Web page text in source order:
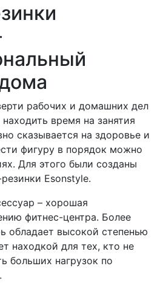
рабочих и домашних дел
время на занятия
сказывается на здоровье и
фигуру в порядок можно
Для этого были созданы
Esonstyle.
– хорошая
фитнес-центра. Более
обладает высокой степенью
находкой для тех, кто не
больших нагрузок по